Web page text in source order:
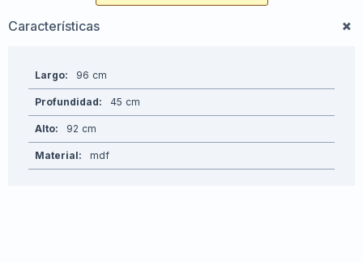
Características
Largo 96
Profundidad 45
Alto 92
Material mdf